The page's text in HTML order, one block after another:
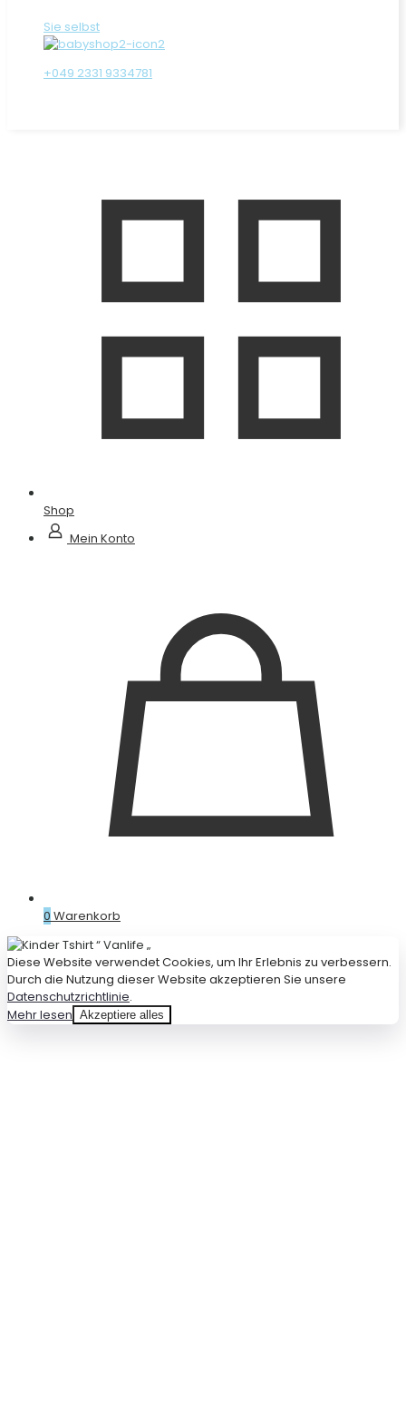
Sie selbst
+049 2331 9334781
Shop
Mein Konto
0 Warenkorb
Diese Website verwendet Cookies, um Ihr Erlebnis zu verbessern.
Durch die Nutzung dieser Website akzeptieren Sie unsere
Datenschutzrichtlinie.
Mehr lesen Akzeptiere alles